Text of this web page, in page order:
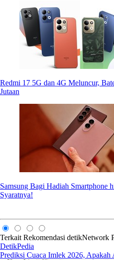
Redmi 17 5G dan 4G Meluncur,
Jutaan
Samsung Bagi Hadiah Smartphone
Syaratnya!
Terkait Rekomendasi detikNetwork
DetikPedia
Prediksi Cuaca Imlek 2026, Apakah